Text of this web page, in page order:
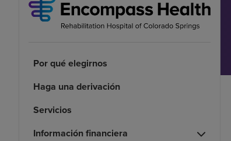
Por qué elegirnos
Haga una derivación
Servicios
Información financiera